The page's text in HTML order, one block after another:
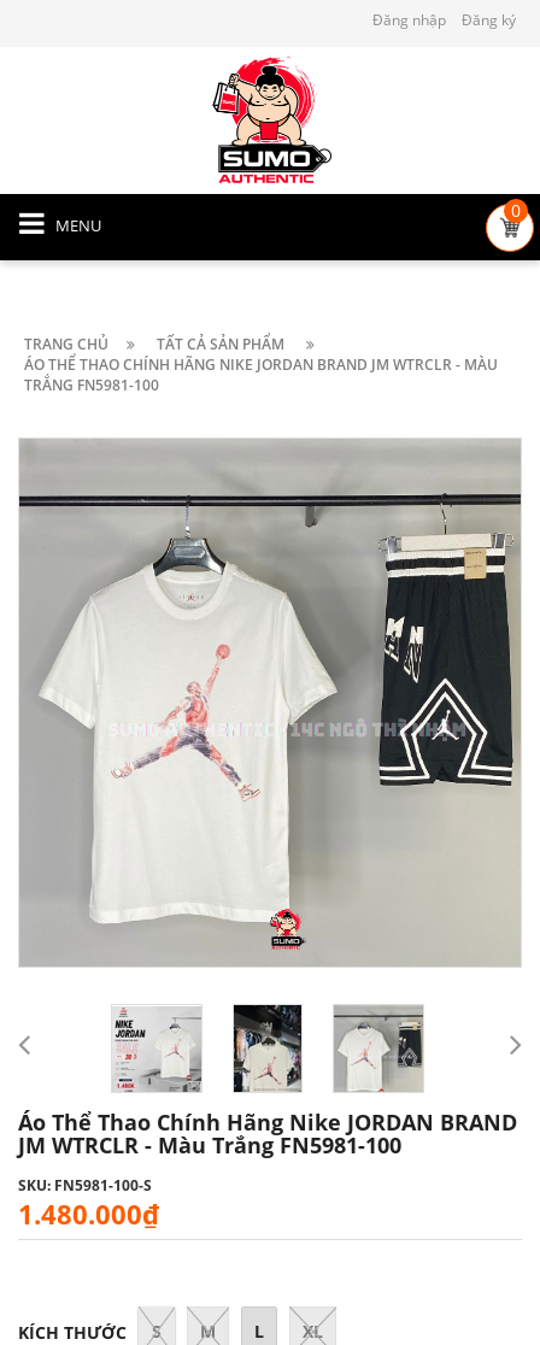
Đăng nhập Đăng ký
MENU
0
TRANG CHỦ
TẤT CẢ SẢN PHẨM
ÁO THỂ THAO CHÍNH HÃNG NIKE JORDAN BRAND JM WTRCLR - MÀU
TRẮNG FN5981-100
Áo Thể Thao Chính Hãng Nike JORDAN BRAND
JM WTRCLR - Màu Trắng FN5981-100
SKU: FN5981-100-S
1.480.000₫
KÍCH THƯỚC S M L XL